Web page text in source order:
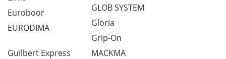
Euroboor
EURODIMA
GLOB SYSTEM
Gloria
Grip-On
Guilbert Express
MACKMA